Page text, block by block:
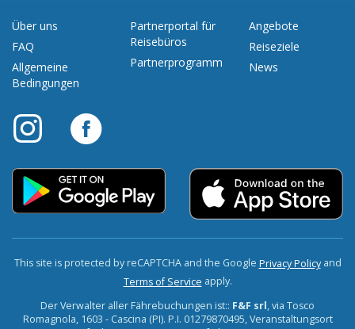
Über uns
FAQ
Allgemeine
Bedingungen
Partnerportal für
Reisebüros
Partnerprogramm
Angebote
Reiseziele
News
This site is protected by reCAPTCHA and the Google Privacy Policyand
Terms of Service apply.
Der Verwalter aller Fährebuchungen ist:: F&F srl, via Tosco
Romagnola, 1603 - Cascina (PI). P.I. 01279870495, Veranstaltungsort